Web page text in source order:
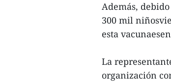
Además,
300 mil
esta
La
organización